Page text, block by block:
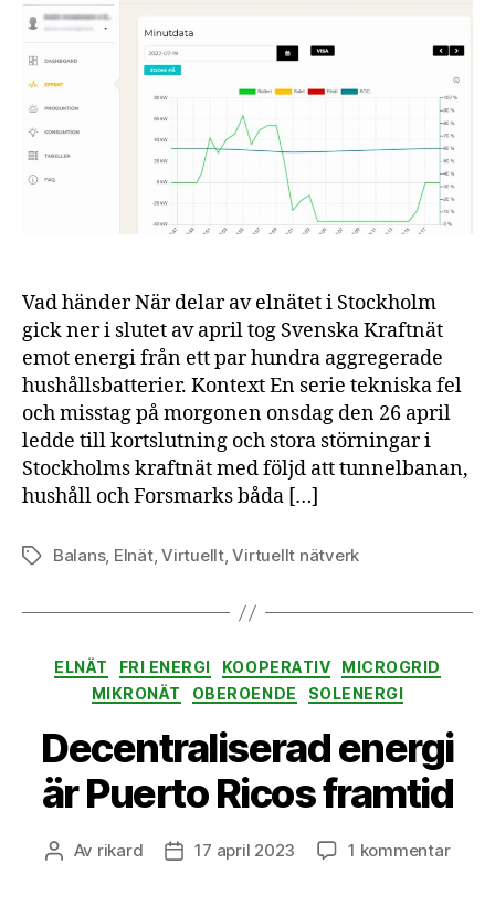
Vad händer När delar av elnätet i Stockholm
gick ner i slutet av april tog Svenska Kraftnät
emot energi från ett par hundra aggregerade
hushållsbatterier. Kontext En serie tekniska fel
och misstag på morgonen onsdag den 26 april
ledde till kortslutning och stora störningar i
Stockholms kraftnät med följd att tunnelbanan,
hushåll och Forsmarks båda […]
Etiketter
Balans, Elnät,Virtuellt,Virtuellt nätverk
Kategorier
ELNÄT FRI ENERGI KOOPERATIV
MICROGRID
MIKRONÄT
OBEROENDE SOLENERGI
Decentraliserad energi
är Puerto Ricos framtid
Inläggsförfattare
Av rikard Inläggsdatum
17 april 2023 1 kommentartill